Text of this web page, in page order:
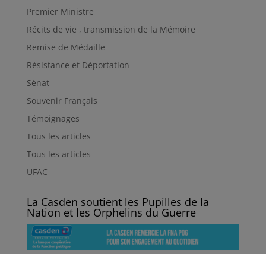
Premier Ministre
Récits de vie , transmission de la Mémoire
Remise de Médaille
Résistance et Déportation
Sénat
Souvenir Français
Témoignages
Tous les articles
Tous les articles
UFAC
La Casden soutient les Pupilles de la
Nation et les Orphelins du Guerre